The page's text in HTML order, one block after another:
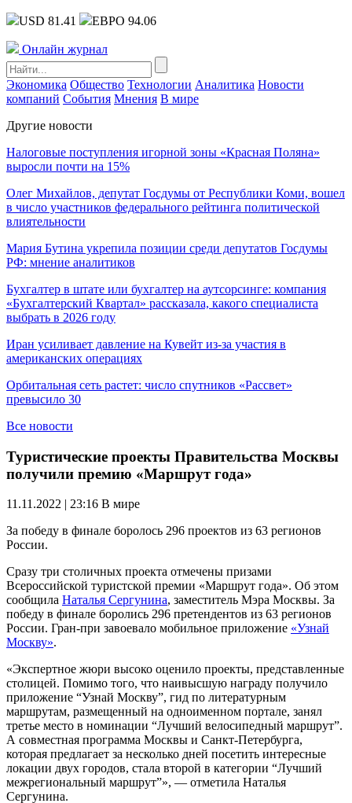
USD 81.41 ЕВРО 94.06
Онлайн журнал
Экономика Общество Технологии Аналитика Новости
компаний События Мнения В мире
Другие новости
Налоговые поступления игорной зоны «Красная Поляна»
выросли почти на 15%
Олег Михайлов, депутат Госдумы от Республики Коми, вошел
в число участников федерального рейтинга политической
влиятельности
Мария Бутина укрепила позиции среди депутатов Госдумы
РФ: мнение аналитиков
Бухгалтер в штате или бухгалтер на аутсорсинге: компания
«Бухгалтерский Квартал» рассказала, какого специалиста
выбрать в 2026 году
Иран усиливает давление на Кувейт из-за участия в
американских операциях
Орбитальная сеть растет: число спутников «Рассвет»
превысило 30
Все новости
Туристические проекты Правительства Москвы
получили премию «Маршрут года»
11.11.2022 | 23:16 В мире
За победу в финале боролось 296 проектов из 63 регионов
России.
Сразу три столичных проекта отмечены призами
Всероссийской туристской премии «Маршрут года». Об этом
сообщила Наталья Сергунина, заместитель Мэра Москвы. За
победу в финале боролись 296 претендентов из 63 регионов
России. Гран-при завоевало мобильное приложение «Узнай
Москву».
«Экспертное жюри высоко оценило проекты, представленные
столицей. Помимо того, что наивысшую награду получило
приложение “Узнай Москву”, гид по литературным
маршрутам, размещенный на одноименном портале, занял
третье место в номинации “Лучший велосипедный маршрут”.
А совместная программа Москвы и Санкт-Петербурга,
которая предлагает за несколько дней посетить интересные
локации двух городов, стала второй в категории “Лучший
межрегиональный маршрут”», — отметила Наталья
Сергунина.